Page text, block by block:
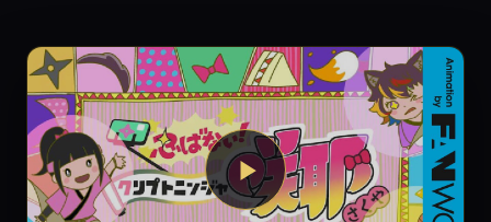
▶